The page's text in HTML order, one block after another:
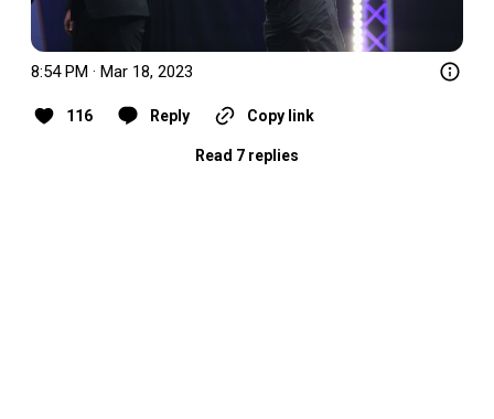
8:54 PM · Mar 18, 2023
116 Reply Copy link
Read 7 replies